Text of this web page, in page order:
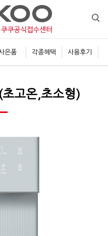
은품 각종혜택 사용후기
고온,초소형)